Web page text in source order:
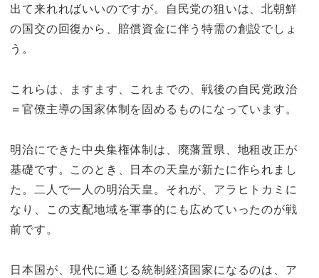
出て来れればいいのですが。自民党の狙いは、北朝鮮
の国交の回復から、賠償資金に伴う特需の創設でしょ
う。
これらは、ますます、これまでの、戦後の自民党政治
＝官僚主導の国家体制を固めるものになっています。
明治にできた中央集権体制は、廃藩置県、地租改正が
基礎です。このとき、日本の天皇が新たに作られまし
た。二人で一人の明治天皇。それが、アラヒトカミに
なり、この支配地域を軍事的にも広めていったのが戦
前です。
日本国が、現代に通じる統制経済国家になるのは、ア